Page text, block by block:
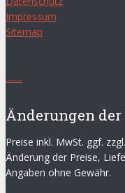
Impressum
Sitemap
........
Änderungen
Preise inkl. MwSt. ggf.
Änderung der Preise,
Angaben ohne Gewähr.